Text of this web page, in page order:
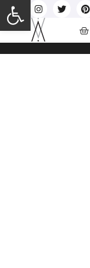
Ανοίξτε τη γραμμή εργαλείων